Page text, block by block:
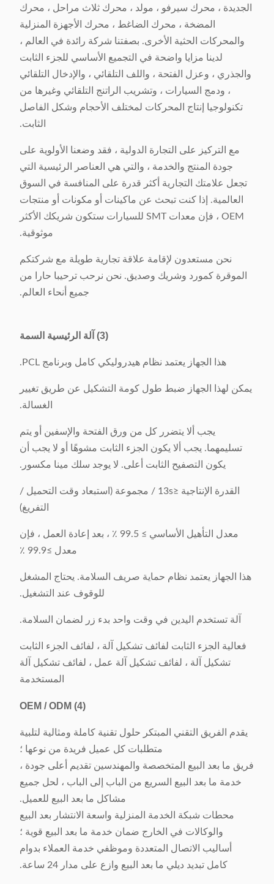
الجديدة ، محرك سيرفو ، مولد ، محرك ثلاث مراحل ، محرك
المضخة ، محرك الضاغط ، محرك الأجهزة المنزلية
والمحركات الحثية الأخرى. بصفتنا شركة رائدة في العالم ،
لدينا مزايا واضحة في التجميع الأساسي للجزء الثابت
والجذري ، وعزل الفتحة ، واللف التلقائي ، والإدخال التلقائي
، ودمج السيارات ، وتشريب الراتنج التلقائي وغيرها من
تكنولوجيا إنتاج المحركات لمختلف الأحجام وشكل الفاصل
الثابت.
مع التركيز على التجارة الدولية ، فقد وضعنا الأولوية على
جودة المنتج والخدمة ، والتي هي العناصر الرئيسية التي
تجعل علامتك التجارية أكثر قدرة على المنافسة في السوق
العالمية. إذا كنت تبحث عن ماكينات أو مكونات أو منتجات
OEM ، فإن معدات SMT للسيارات ستكون شريكك الأكثر
موثوقية.
نحن مستعدون لإقامة علاقة تجارية طويلة مع شركتكم
الموقرة كمورد وشريك وصديق. نحن نرحب ترحيبا حارا من
جميع أنحاء العالم.
(3) آلة الرئيسية السمة
هذا الجهاز يعتمد نظام هيدروليكي كامل وبرنامج PCL.
يمكن لهذا الجهاز ضبط طول كومة التشكيل عن طريق تغيير
الغسالة.
يجب ألا يتضرر كل من ورق الفتحة والإسفين أو يتم
تسليمهما. يجب ألا يكون الجزء الثابت مشوهًا أو لا يجب أن
يكون التصفيح الثابت أعلى. لا يوجد سلك مينا مكسور.
القدرة الإنتاجية ≤13s / مجموعة (استبعاد وقت التحميل /
التفريغ)
معدل التأهيل الأساسي ≥ 99.5 ٪ ، بعد إعادة العمل ، فإن
معدل ≥99.9 ٪
هذا الجهاز يعتمد نظام حماية صريف السلامة. يحتاج المشغل
للوقوف عند التشغيل.
آلة تستخدم اليدين في وقت واحد بدء زر لضمان السلامة.
فعالية الجزء الثابت لفائف تشكيل آلة ، لفائف الجزء الثابت
تشكيل آلة ، لفائف تشكيل آلة عمل ، لفائف تشكيل آلة
المستخدمة
(4)
OEM / ODM
يقدم الفريق التقني المبتكر حلول تقنية كاملة ومثالية لتلبية
متطلبات كل عميل فريدة من نوعها ؛
فريق ما بعد البيع المتخصصة والمهندسين تقديم أعلى جودة ،
خدمة ما بعد البيع السريع من الباب إلى الباب ، لحل جميع
مشاكل ما بعد البيع للعميل.
محطات شبكة الخدمة المنزلية واسعة الانتشار بعد البيع
والوكالات في الخارج ضمان خدمة ما بعد البيع قوية ؛
أساليب الاتصال المتعددة وموظفي خدمة العملاء بدوام
كامل تبديد ديلي ما بعد البيع وازع على مدار 24 ساعة.